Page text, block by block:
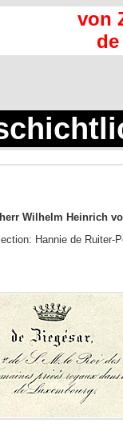
von
Wilhelm Heinrich
Hannie de Ruiter-